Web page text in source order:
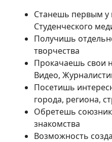
Станешь первым у
Студенческого
Получишь
творчества
Прокачаешь свои
Видео,
Посетишь
города, региона,
Обретешь
знакомства
Возможность